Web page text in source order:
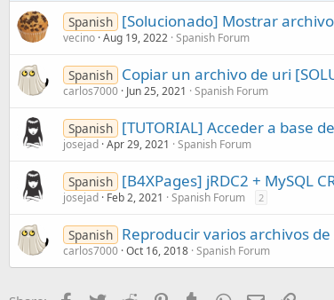
Spanish [Solucionado] Mostrar
vecino Aug 19, 2022 Spanish Forum
Spanish Copiar un archivo de uri
carlos7000 Jun 25, 2021 Spanish Forum
Spanish [TUTORIAL] Acceder a base
josejad Apr 29, 2021 Spanish Forum
Spanish [B4XPages] jRDC2 + MySQL
josejad Feb 2, 2021 Spanish Forum 2
Spanish Reproducir varios archivos
carlos7000 Oct 16, 2018 Spanish Forum